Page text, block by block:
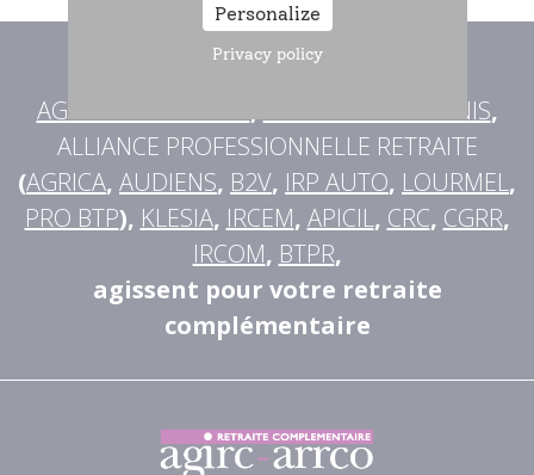
AG2R LA MONDIALE
MALAKOFF HUMANIS,
ALLIANCE PROFESSIONNELLE RETRAITE
(AGRICA, AUDIENS, B2V, IRP AUTO, LOURMEL,
PRO BTP), KLESIA, IRCEM, APICIL, CRC, CGRR,
IRCOM, BTPR,
agissent pour votre retraite
complémentaire
Personalize
Privacy policy